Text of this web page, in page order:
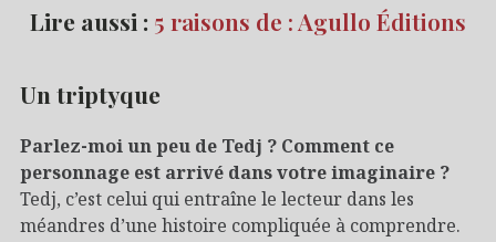
Lire aussi : 5 raisons de : Agullo Éditions
Un triptyque
Parlez-moi un peu de Tedj ? Comment ce
personnage est arrivé dans votre imaginaire ?
Tedj, c’est celui qui entraîne le lecteur dans les
méandres d’une histoire compliquée à comprendre.